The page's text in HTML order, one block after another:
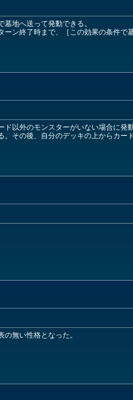
地へ送って発動できる。
ン終了時まで、［この効果の条件
以外のモンスターがいない場合に発動
その後、自分のデッキの上からカー
無い性格となった。